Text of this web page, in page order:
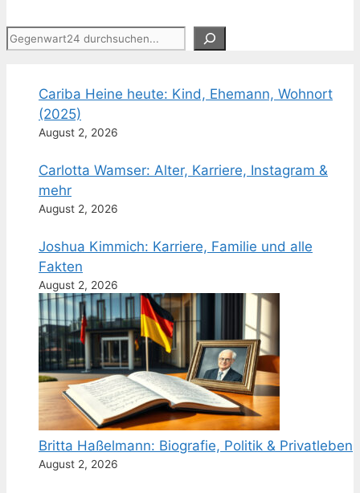
Suchen
Cariba Heine heute: Kind, Ehemann, Wohnort
(2025)
August 2, 2026
Carlotta Wamser: Alter, Karriere, Instagram &
mehr
August 2, 2026
Joshua Kimmich: Karriere, Familie und alle
Fakten
August 2, 2026
Britta Haßelmann: Biografie, Politik & Privatleben
August 2, 2026